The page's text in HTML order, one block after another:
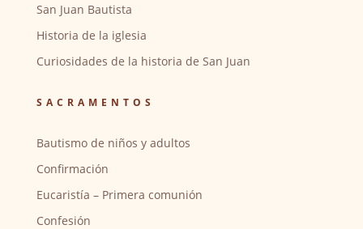
San Juan Bautista
Historia de la iglesia
Curiosidades de la historia de San Juan
SACRAMENTOS
Bautismo de niños y adultos
Confirmación
Eucaristía – Primera comunión
Confesión